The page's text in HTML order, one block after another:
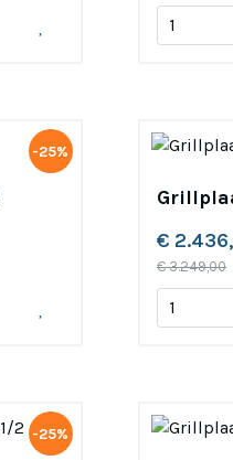
-25%
€
€ 3.249,00
-25%